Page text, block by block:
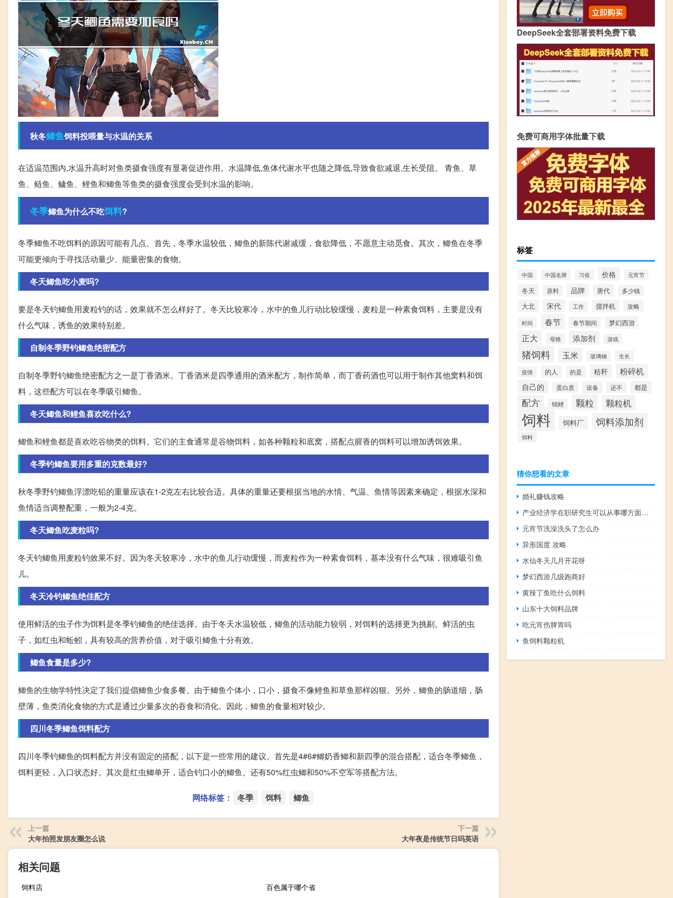
秋冬鲫鱼饲料投喂量与水温的关系
在适温范围内,水温升高时对鱼类摄食强度有显著促进作用。水温降低,鱼体代谢水平也随之降低,导致食欲减退,生长受阻。 青鱼、草
鱼、鲢鱼、鳙鱼、鲤鱼和鲫鱼等鱼类的摄食强度会受到水温的影响。
冬季鲫鱼为什么不吃饵料?
冬季鲫鱼不吃饵料的原因可能有几点。首先，冬季水温较低，鲫鱼的新陈代谢减缓，食欲降低，不愿意主动觅食。其次，鲫鱼在冬季
可能更倾向于寻找活动量少、能量密集的食物。
冬天鲫鱼吃小麦吗?
要是冬天钓鲫鱼用麦粒钓的话，效果就不怎么样好了。冬天比较寒冷，水中的鱼儿行动比较缓慢，麦粒是一种素食饵料，主要是没有
什么气味，诱鱼的效果特别差。
自制冬季野钓鲫鱼绝密配方
自制冬季野钓鲫鱼绝密配方之一是丁香酒米。丁香酒米是四季通用的酒米配方，制作简单，而丁香药酒也可以用于制作其他窝料和饵
料，这些配方可以在冬季吸引鲫鱼。
冬天鲫鱼和鲤鱼喜欢吃什么?
鲫鱼和鲤鱼都是喜欢吃谷物类的饵料。它们的主食通常是谷物饵料，如各种颗粒和底窝，搭配点腥香的饵料可以增加诱饵效果。
冬季钓鲫鱼要用多重的克数最好?
秋冬季野钓鲫鱼浮漂吃铅的重量应该在1-2克左右比较合适。具体的重量还要根据当地的水情、气温、鱼情等因素来确定，根据水深和
鱼情适当调整配重，一般为2-4克。
冬天鲫鱼吃麦粒吗?
冬天钓鲫鱼用麦粒钓效果不好。因为冬天较寒冷，水中的鱼儿行动缓慢，而麦粒作为一种素食饵料，基本没有什么气味，很难吸引鱼
儿。
冬天冷钓鲫鱼绝佳配方
使用鲜活的虫子作为饵料是冬季钓鲫鱼的绝佳选择。由于冬天水温较低，鲫鱼的活动能力较弱，对饵料的选择更为挑剔。鲜活的虫
子，如红虫和蚯蚓，具有较高的营养价值，对于吸引鲫鱼十分有效。
鲫鱼食量是多少?
鲫鱼的生物学特性决定了我们提倡鲫鱼少食多餐。由于鲫鱼个体小，口小，摄食不像鲤鱼和草鱼那样凶狠。另外，鲫鱼的肠道细，肠
壁薄，鱼类消化食物的方式是通过少量多次的吞食和消化。因此，鲫鱼的食量相对较少。
四川冬季鲫鱼饵料配方
四川冬季钓鲫鱼的饵料配方并没有固定的搭配，以下是一些常用的建议。首先是4#6#鲫奶香鲫和新四季的混合搭配，适合冬季鲫鱼，
饵料更轻，入口状态好。其次是红虫鲫单开，适合钓口小的鲫鱼。还有50%红虫鲫和50%不空军等搭配方法。
网络标签： 冬季 饵料 鲫鱼
上一篇
大年拍照发朋友圈怎么说
下一篇
大年夜是传统节日吗英语
相关问题
饲料店 百色属于哪个省
DeepSeek全套部署资料免费下载
免费可商用字体批量下载
标签
中国 中国名牌 习俗 价格 元宵节
冬天 原料 品牌 唐代 多少钱
大北 宋代 工作 搅拌机 攻略
时间 春节 春节期间 梦幻西游
正大 母猪 添加剂 游戏
猪饲料 玉米 玻璃钢
生长
疫情
的人 的是 秸秆 粉碎机
自己的 蛋白质 设备 还不 都是
配方 锦鲤 颗粒 颗粒机
饲料 饲料厂 饲料添加剂
饵料
猜你想看的文章
婚礼赚钱攻略
产业经济学在职研究生可以从事哪方面的工作
元宵节洗澡洗头了怎么办
异形国度 攻略
水仙冬天几月开花呀
梦幻西游几级跑商好
黄辣丁鱼吃什么饲料
山东十大饲料品牌
吃元宵伤脾胃吗
鱼饲料颗粒机